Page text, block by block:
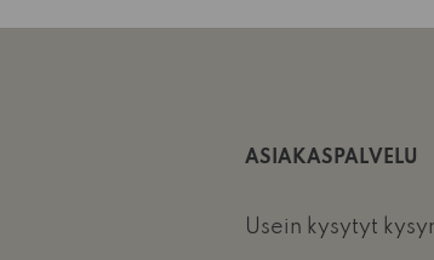
ASIAKASPALVELU
Usein kysytyt